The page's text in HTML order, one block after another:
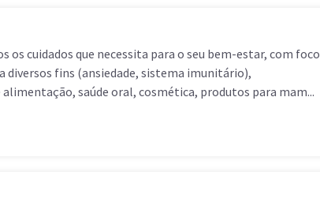
os cuidados que necessita para o seu bem-estar, com foco
diversos fins (ansiedade, sistema imunitário),
saúde oral, cosmética, produtos para mam...